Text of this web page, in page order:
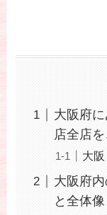
大阪府
店全店を
大
大阪府
と全体像